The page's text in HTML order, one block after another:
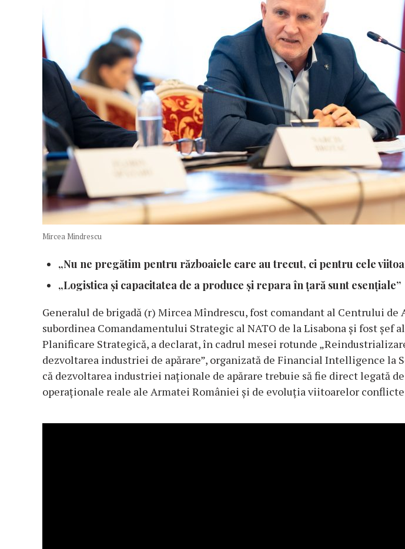
Mircea Mindrescu
„Nu ne pregătim pentru războaiele care au trecut, ci pentru cele
„Logistica și capacitatea de a produce și repara în țară sunt esențiale”
Generalul de brigadă (r) Mircea Mîndrescu, fost comandant al Centrului de
subordinea Comandamentului Strategic al NATO de la Lisabona și fost șef
Planificare Strategică, a declarat, în cadrul mesei rotunde
dezvoltarea industriei de apărare”, organizată de Financial Intelligence la
că dezvoltarea industriei naționale de apărare trebuie să fie direct legată
operaționale reale ale Armatei României și de evoluția viitoarelor